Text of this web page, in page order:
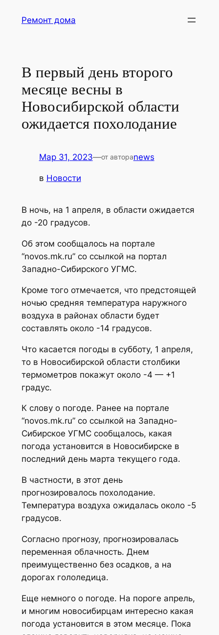
Ремонт дома
В первый день второго
месяце весны в
Новосибирской области
ожидается похолодание
Мар 31, 2023—от автораnews
в Новости
В ночь, на 1 апреля, в области ожидается
до -20 градусов.
Об этом сообщалось на портале
“novos.mk.ru” со ссылкой на портал
Западно-Сибирского УГМС.
Кроме того отмечается, что предстоящей
ночью средняя температура наружного
воздуха в районах области будет
составлять около -14 градусов.
Что касается погоды в субботу, 1 апреля,
то в Новосибирской области столбики
термометров покажут около -4 — +1
градус.
К слову о погоде. Ранее на портале
“novos.mk.ru” со ссылкой на Западно-
Сибирское УГМС сообщалось, какая
погода установится в Новосибирске в
последний день марта текущего года.
В частности, в этот день
прогнозировалось похолодание.
Температура воздуха ожидалась около -5
градусов.
Согласно прогнозу, прогнозировалась
переменная облачность. Днем
преимущественно без осадков, а на
дорогах гололедица.
Еще немного о погоде. На пороге апрель,
и многим новосибирцам интересно какая
погода установится в этом месяце. Пока